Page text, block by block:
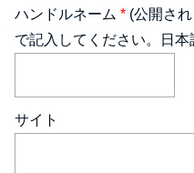
ハンドルネーム * (公開さ
で記入してください。日
サイト